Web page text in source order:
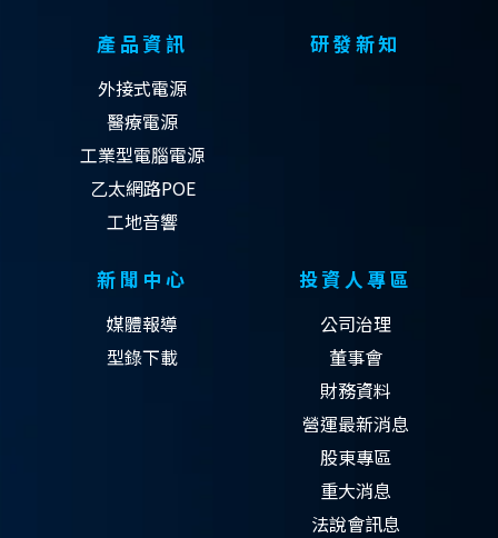
產品資訊
外接式電源
醫療電源
工業型電腦電源
乙太網路POE
工地音響
研發新知
新聞中心
媒體報導
型錄下載
投資人專區
公司治理
董事會
財務資料
營運最新消息
股東專區
重大消息
法說會訊息